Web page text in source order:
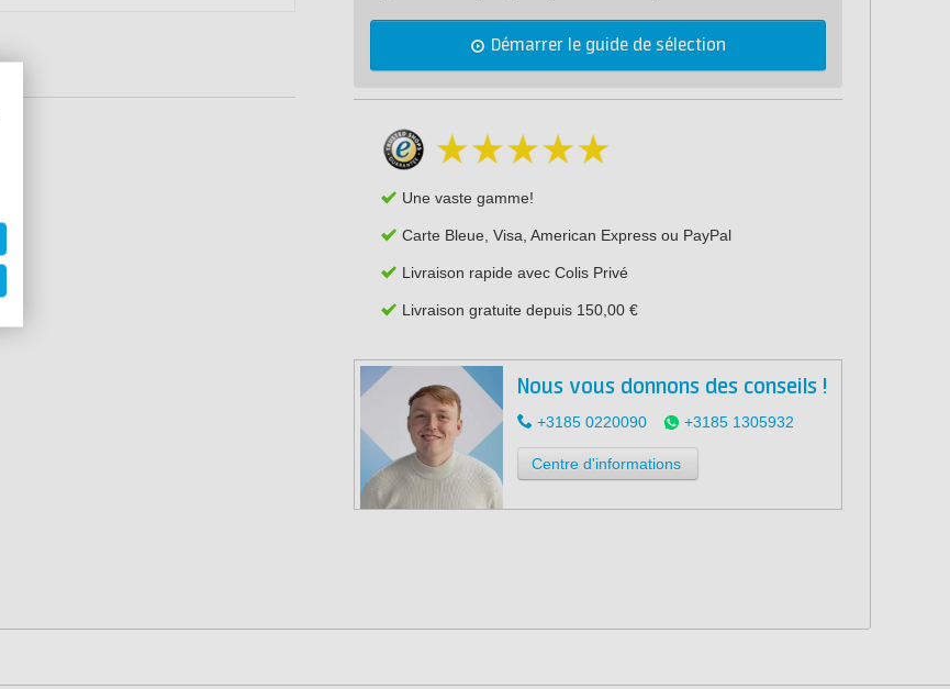
Démarrer le guide de sélection
Une vaste gamme!
Carte Bleue, Visa, American Express ou PayPal
Livraison rapide avec Colis Privé
Livraison gratuite depuis 150,00 €
Nous vous donnons des conseils !
+3185 0220090 +3185 1305932
Centre d'informations